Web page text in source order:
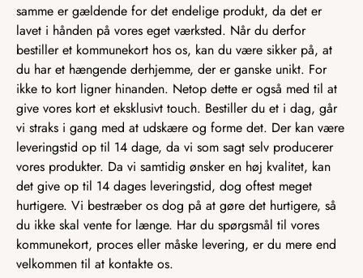
samme er gældende for det endelige produkt, da det er
lavet i hånden på vores eget værksted. Når du derfor
bestiller et kommunekort hos os, kan du være sikker på, at
du har et hængende derhjemme, der er ganske unikt. For
ikke to kort ligner hinanden. Netop dette er også med til at
give vores kort et eksklusivt touch. Bestiller du et i dag, går
vi straks i gang med at udskære og forme det. Der kan være
leveringstid op til 14 dage, da vi som sagt selv producerer
vores produkter. Da vi samtidig ønsker en høj kvalitet, kan
det give op til 14 dages leveringstid, dog oftest meget
hurtigere. Vi bestræber os dog på at gøre det hurtigere, så
du ikke skal vente for længe. Har du spørgsmål til vores
kommunekort, proces eller måske levering, er du mere end
velkommen til at kontakte os.